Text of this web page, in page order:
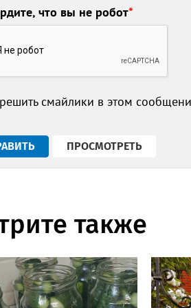
что вы не робот*
смайлики в этом
также